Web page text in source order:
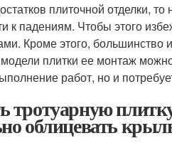
плиточной отделки,
к падениям. Чтобы этого
Кроме этого, большинство
плитки ее монтаж
работ, но и
тротуарную
облицевать